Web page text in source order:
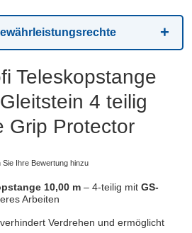
Teleskopstange
4 teilig
Grip Protector
Sie Ihre Bewertung hinzu
10,00 m – 4-teilig mit GS-
Arbeiten
verhindert Verdrehen und ermöglicht